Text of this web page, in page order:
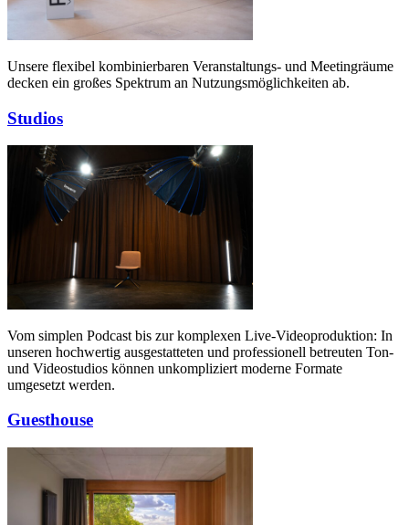
Unsere flexibel kombinierbaren Veranstaltungs- und Meetingräume
decken ein großes Spektrum an Nutzungsmöglichkeiten ab.
Studios
Vom simplen Podcast bis zur komplexen Live-Videoproduktion: In
unseren hochwertig ausgestatteten und professionell betreuten Ton-
und Videostudios können unkompliziert moderne Formate
umgesetzt werden.
Guesthouse